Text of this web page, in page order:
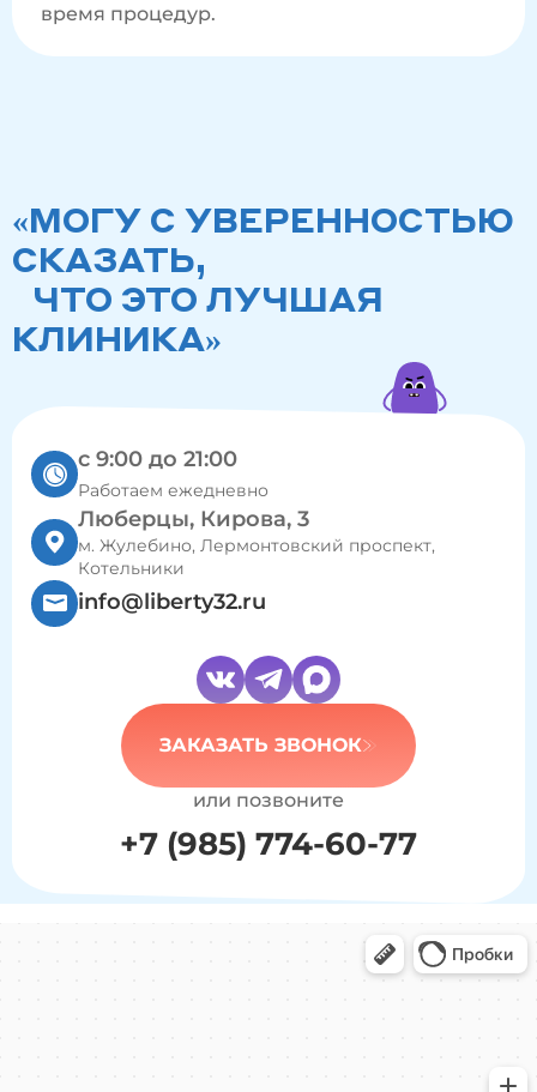
время процедур.
«МОГУ С УВЕРЕННОСТЬЮ
СКАЗАТЬ,
ЧТО ЭТО ЛУЧШАЯ
КЛИНИКА»
с 9:00 до 21:00
Работаем ежедневно
Люберцы, Кирова, 3
м. Жулебино, Лермонтовский проспект,
Котельники
info@liberty32.ru
ЗАКАЗАТЬ ЗВОНОК
или позвоните
+7 (985) 774-60-77